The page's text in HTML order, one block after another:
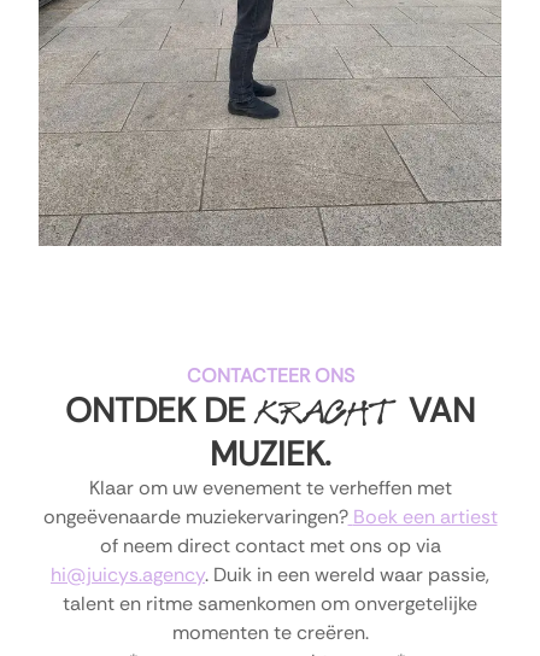
CONTACTEER ONS
ONTDEK DE KRACHT VAN
MUZIEK.
Klaar om uw evenement te verheffen met
ongeëvenaarde muziekervaringen? Boek een artiest
of neem direct contact met ons op via
hi@juicys.agency. Duik in een wereld waar passie,
talent en ritme samenkomen om onvergetelijke
momenten te creëren.